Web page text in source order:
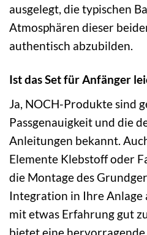
ausgelegt, die typischen
Atmosphären dieser
authentisch abzubilden.
Ist das Set für Anfänger
Ja, NOCH-Produkte sind
Passgenauigkeit und die
Anleitungen bekannt.
Elemente Klebstoff oder
die Montage des
Integration in Ihre
mit etwas Erfahrung gut
bietet eine hervorragende